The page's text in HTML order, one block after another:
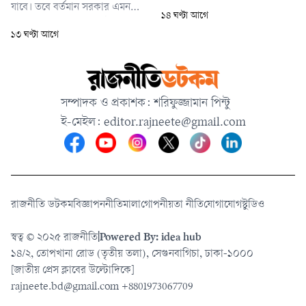
যাবে। তবে বর্তমান সরকার এমন
যেখানে দেশের শিক্ষার্থীরা আবার
১৩ ঘণ্টা আগে
১৪ ঘণ্টা আগে
সম্পাদক ও প্রকাশক: শরিফুজ্জামান পিন্টু
ই-মেইল: editor.rajneete@gmail.com
রাজনীতি ডটকমবিজ্ঞাপননীতিমালাগোপনীয়তা নীতিযোগাযোগস্টুডিও
স্বত্ব © ২০২৫ রাজনীতিPowered By: idea hub
১৪/২, তোপখানা রোড (তৃতীয় তলা), সেগুনবাগিচা, ঢাকা-১০০০
[জাতীয় প্রেস ক্লাবের উল্টোদিকে]
rajneete.bd@gmail.com +8801973067709